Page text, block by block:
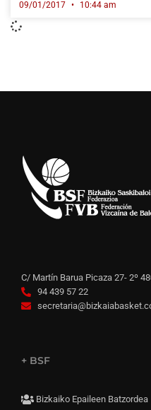
09/01/2017 10:44 am
C/ Martín Barua Picaza 27- 2º
94 439 57 22
+ BSF
Bizkaiko Epaileen Batzordea